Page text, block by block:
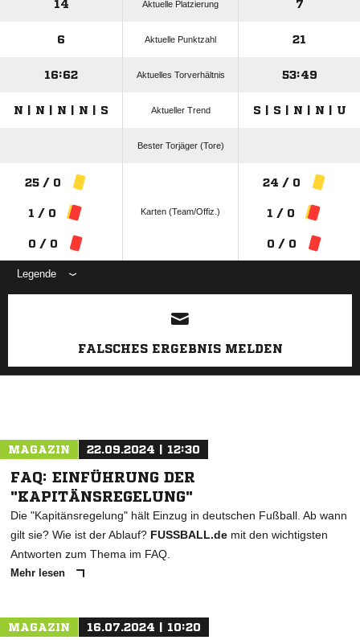
14 Aktuelle Platzierung 7
6 Aktuelle Punktzahl 21
16:62 Aktuelles Torverhältnis 53:49
N | N | N | N | S Aktueller Trend S | S | N | N | U
Bester Torjäger (Tore)
25 / 0
1 / 0
0 / 0
Karten (Team/Offiz.)
24 / 0
1 / 0
0 / 0
Legende
ANZEIGE
FALSCHES ERGEBNIS MELDEN
MAGAZIN 22.09.2024 | 12:30
FAQ: EINFÜHRUNG DER
"KAPITÄNSREGELUNG"
Die "Kapitänsregelung" hält Einzug in deutschen Fußball. Ab wann
gilt sie? Wie ist der Ablauf? FUSSBALL.de mit den wichtigsten
Antworten zum Thema im FAQ.
Mehr lesen
MAGAZIN 16.07.2024 | 10:20